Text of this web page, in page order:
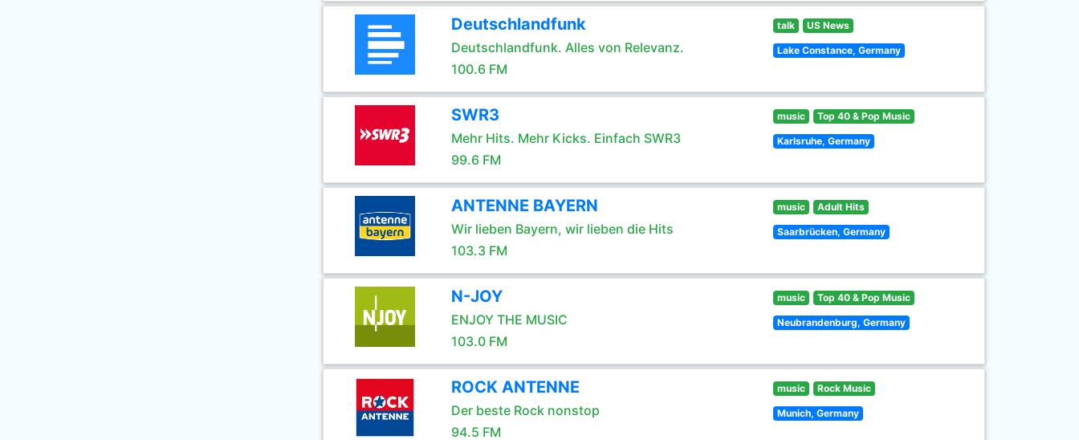
Deutschlandfunk
Deutschlandfunk. Alles von Relevanz.
100.6 FM
talk US News
Lake Constance, Germany
SWR3
Mehr Hits. Mehr Kicks. Einfach SWR3
99.6 FM
music Top 40 & Pop Music
Karlsruhe, Germany
ANTENNE BAYERN
Wir lieben Bayern, wir lieben die Hits
103.3 FM
music Adult Hits
Saarbrücken, Germany
N-JOY
ENJOY THE MUSIC
103.0 FM
music Top 40 & Pop Music
Neubrandenburg, Germany
ROCK ANTENNE
Der beste Rock nonstop
94.5 FM
music Rock Music
Munich, Germany